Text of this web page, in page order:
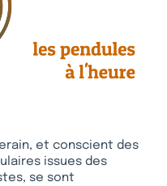
et conscient des
issues des
se sont